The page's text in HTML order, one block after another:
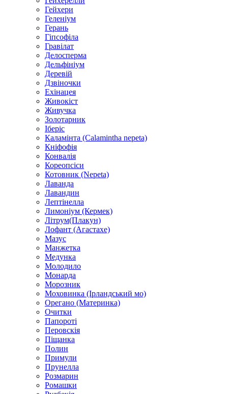
Гейхери
Геленіум
Герань
Гіпсофіла
Гравілат
Делосперма
Дельфініум
Деревій
Дзвіночки
Ехінацея
Живокіст
Живучка
Золотарник
Іберіс
Каламінта (Calamintha nepeta)
Кніфофія
Конвалія
Кореопсіси
Котовник (Nepeta)
Лаванда
Лавандин
Лептінелла
Лимоніум (Кермек)
Літрум(Плакун)
Лофант (Агастахе)
Мазус
Манжетка
Медунка
Молодило
Монарда
Морозник
Моховинка (Ірландський мо)
Орегано (Материнка)
Очитки
Папороті
Перовскія
Піщанка
Полин
Примули
Прунелла
Розмарин
Ромашки